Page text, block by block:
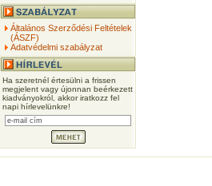
Általános Szerződési Feltételek
(ÁSZF)
Adatvédelmi szabályzat
Ha szeretnél értesülni a frissen
megjelent vagy újonnan beérkezett
kiadványokról, akkor iratkozz fel
napi hírlevelünkre!